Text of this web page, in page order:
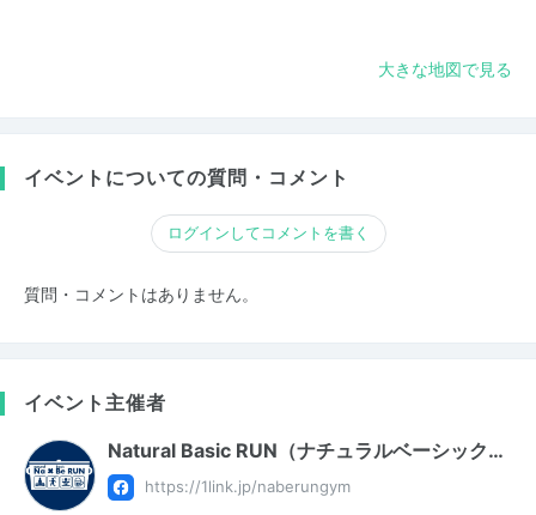
大きな地図で見る
イベントについての質問・コメント
ログインしてコメントを書く
質問・コメントはありません。
イベント主催者
Natural Basic RUN（ナチュラルベーシック…
https://1link.jp/naberungym